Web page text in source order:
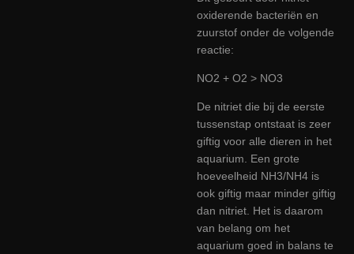
oxiderende bacteriën en
zuurstof onder de volgende
reactie:
NO2 + O2 > NO3
De nitriet die bij de eerste
tussenstap ontstaat is zeer
giftig voor alle dieren in het
aquarium. Een grote
hoeveelheid NH3/NH4 is
ook giftig maar minder giftig
dan nitriet. Het is daarom
van belang om het
aquarium goed in balans te